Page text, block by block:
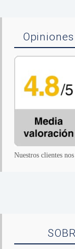
Nuestros clientes